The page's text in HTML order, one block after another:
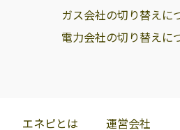
ガス会社の切り替えに
電力会社の切り替えに
エネピとは 運営会社